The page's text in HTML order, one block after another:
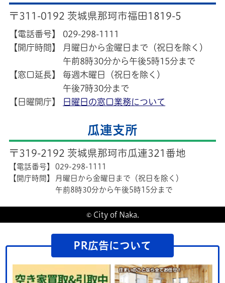
〒311-0192 茨城県那珂市福田1819-5
【電話番号】
029-298-1111
【開庁時間】
月曜日から金曜日まで（祝日を除く）
午前8時30分から午後5時15分まで
【窓口延長】
毎週木曜日（祝日を除く）
午後7時30分まで
【日曜開庁】
日曜日の窓口業務について
瓜連支所
〒319-2192 茨城県那珂市瓜連321番地
【電話番号】
029-298-1111
【開庁時間】
月曜日から金曜日まで（祝日を除く）
午前8時30分から午後5時15分まで
© City of Naka.
PR広告について